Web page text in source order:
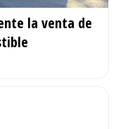
la venta de